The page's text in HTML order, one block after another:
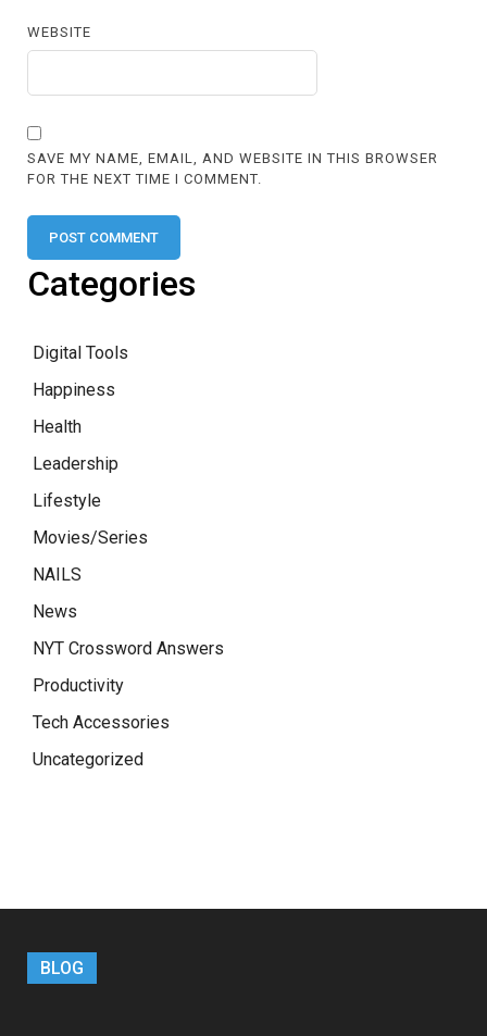
WEBSITE
SAVE MY NAME, EMAIL, AND WEBSITE IN THIS BROWSER
FOR THE NEXT TIME I COMMENT.
Categories
Digital Tools
Happiness
Health
Leadership
Lifestyle
Movies/Series
NAILS
News
NYT Crossword Answers
Productivity
Tech Accessories
Uncategorized
BLOG